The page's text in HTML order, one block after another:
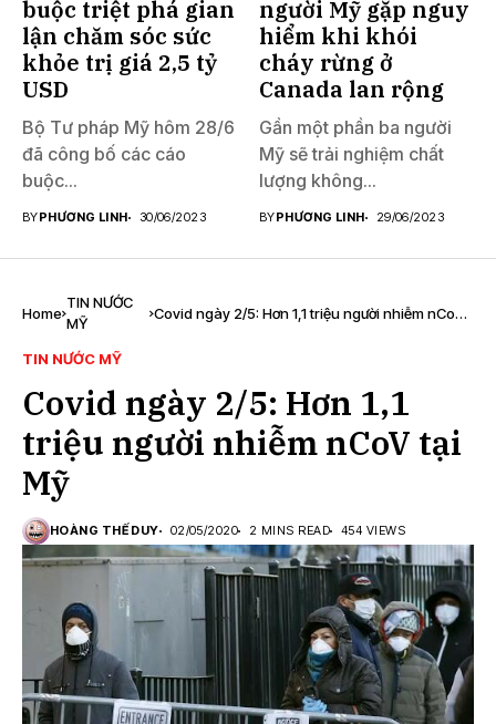
buộc triệt phá gian
lận chăm sóc sức
khỏe trị giá 2,5 tỷ
USD
Bộ Tư pháp Mỹ hôm 28/6
đã công bố các cáo
buộc...
BYPHƯƠNG LINH 30/06/2023
người Mỹ gặp nguy
hiểm khi khói
cháy rừng ở
Canada lan rộng
Gần một phần ba người
Mỹ sẽ trải nghiệm chất
lượng không...
BYPHƯƠNG LINH 29/06/2023
Home
TIN NƯỚC
MỸ
Covid ngày 2/5: Hơn 1,1 triệu người nhiễm nCoV
TIN NƯỚC MỸ
Covid ngày 2/5: Hơn 1,1
triệu người nhiễm nCoV tại
Mỹ
HOÀNG THẾ DUY 02/05/2020 2 MINS READ 454 VIEWS